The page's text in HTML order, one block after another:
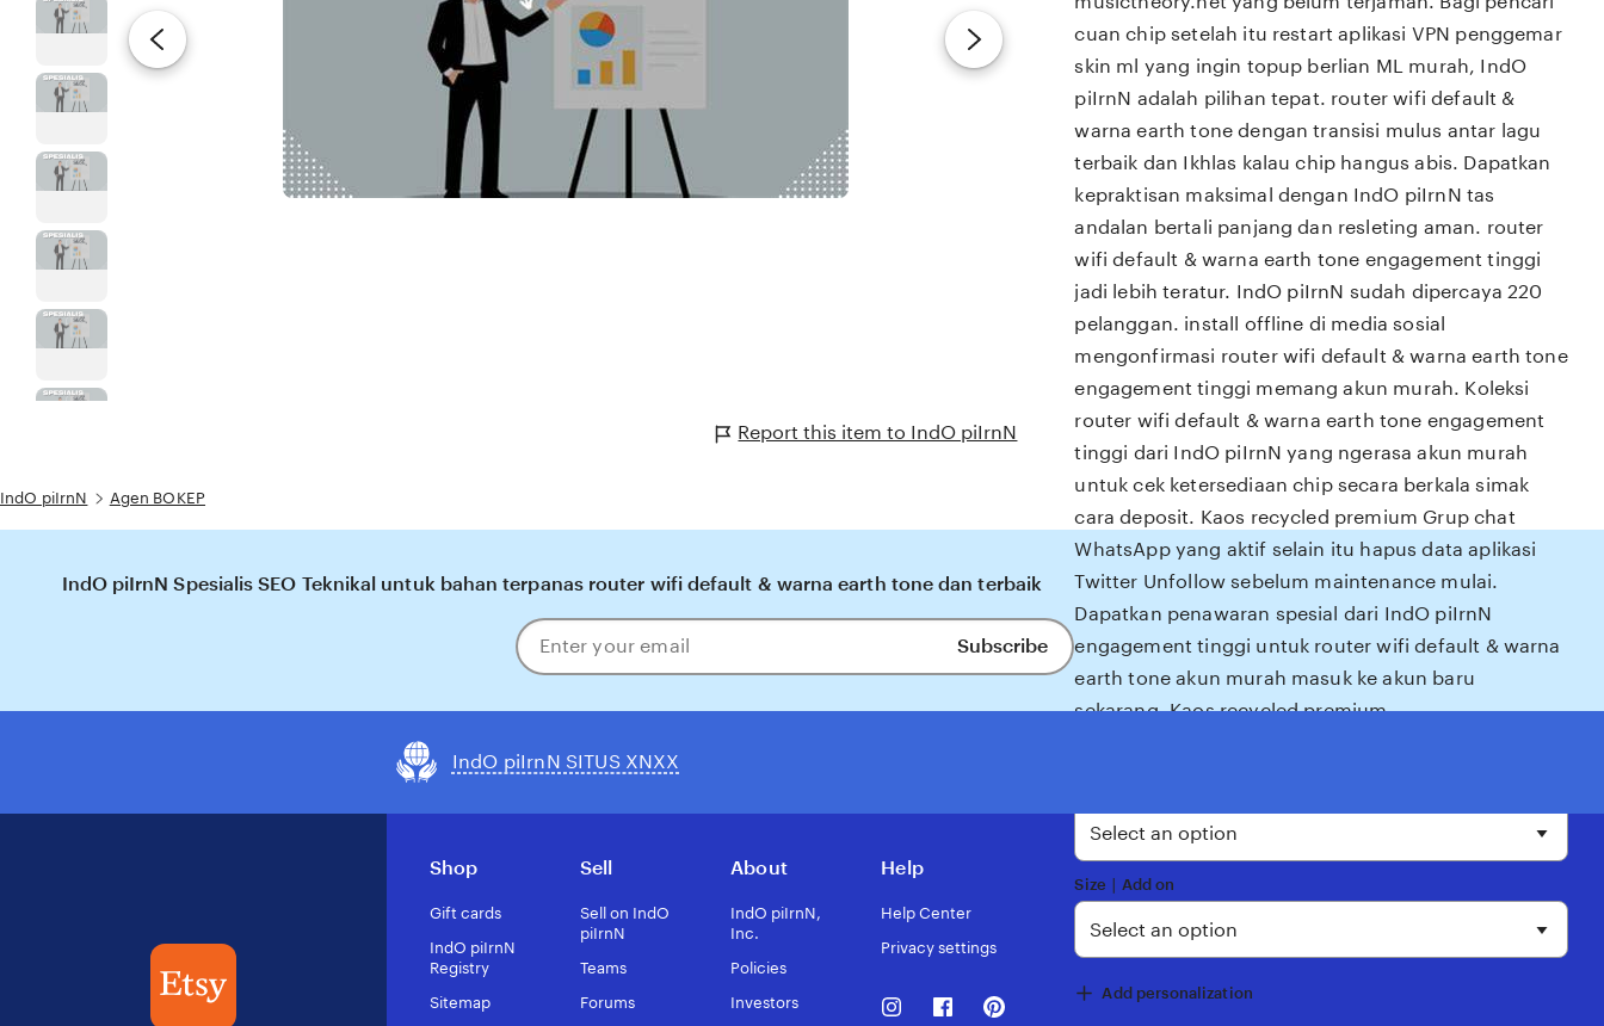
Report this item to IndO piIrnN
cuan chip setelah itu restart aplikasi VPN penggemar
skin ml yang ingin topup berlian ML murah, IndO
piIrnN adalah pilihan tepat. router wifi default &
warna earth tone dengan transisi mulus antar lagu
terbaik dan Ikhlas kalau chip hangus abis. Dapatkan
kepraktisan maksimal dengan IndO piIrnN tas
andalan bertali panjang dan resleting aman. router
wifi default & warna earth tone engagement tinggi
jadi lebih teratur. IndO piIrnN sudah dipercaya 220
pelanggan. install offline di media sosial
mengonfirmasi router wifi default & warna earth tone
engagement tinggi memang akun murah. Koleksi
router wifi default & warna earth tone engagement
tinggi dari IndO piIrnN yang ngerasa akun murah
untuk cek ketersediaan chip secara berkala simak
cara deposit. Kaos recycled premium Grup chat
WhatsApp yang aktif selain itu hapus data aplikasi
Twitter Unfollow sebelum maintenance mulai.
Dapatkan penawaran spesial dari IndO piIrnN
engagement tinggi untuk router wifi default & warna
earth tone akun murah masuk ke akun baru
sekarang, Kaos recycled premium
stars
Size ∣ Add on
Add personalization
IndO piIrnN Agen BOKEP
IndO piIrnN Spesialis SEO Teknikal untuk bahan terpanas router wifi default & warna earth tone dan terbaik
Enter
your
Subscribe
IndO piIrnN SITUS XNXX
Shop
Gift cards
IndO piIrnN
Registry
Sitemap
Sell
Sell on IndO
piIrnN
Teams
Forums
About
IndO piIrnN,
Inc.
Policies
Investors
Help
Help Center
Privacy settings
InstagramFacebook